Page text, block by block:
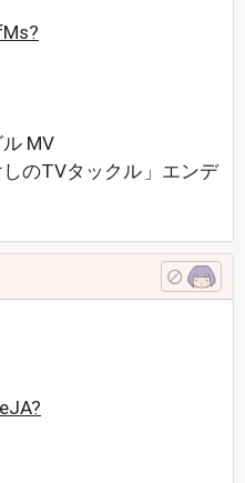
MV
のTVタックル」エンデ